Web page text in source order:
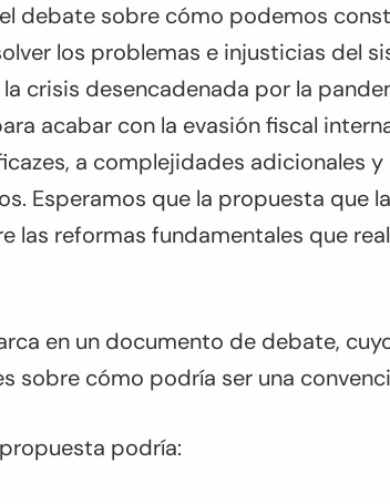
debate sobre cómo podemos
los problemas e injusticias del
crisis desencadenada por la
acabar con la evasión fiscal
a complejidades adicionales
Esperamos que la propuesta que
las reformas fundamentales que
en un documento de debate,
sobre cómo podría ser una
podría: